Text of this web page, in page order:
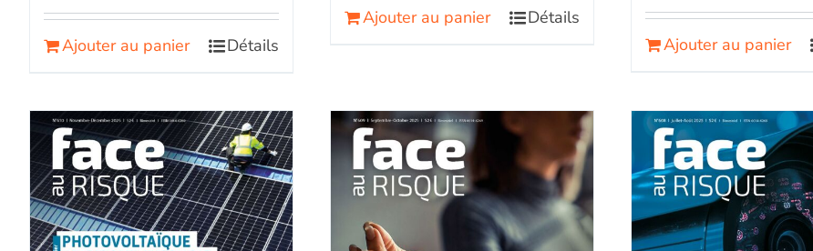
Ajouter au panier Détails
Ajouter au panier Détails
Ajouter au panier